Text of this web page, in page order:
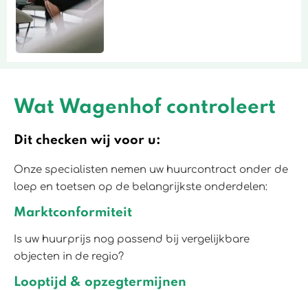
Wat Wagenhof controleert
Dit checken wij voor u:
Onze specialisten nemen uw huurcontract onder de
loep en toetsen op de belangrijkste onderdelen:
Marktconformiteit
Is uw huurprijs nog passend bij vergelijkbare
objecten in de regio?
Looptijd & opzegtermijnen